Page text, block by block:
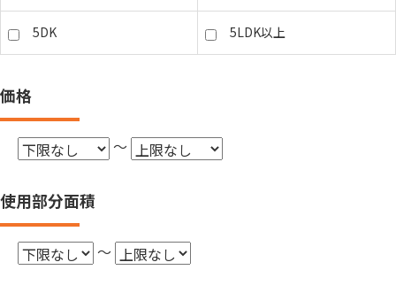
5DK 5LDK以上
価格
～
使用部分面積
～